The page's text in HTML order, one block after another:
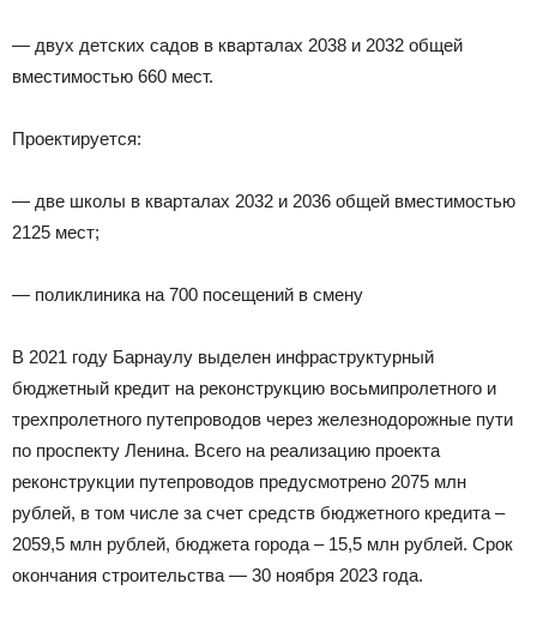
— двух детских садов в кварталах 2038 и 2032 общей
вместимостью 660 мест.
Проектируется:
— две школы в кварталах 2032 и 2036 общей вместимостью
2125 мест;
— поликлиника на 700 посещений в смену
В 2021 году Барнаулу выделен инфраструктурный
бюджетный кредит на реконструкцию восьмипролетного и
трехпролетного путепроводов через железнодорожные пути
по проспекту Ленина. Всего на реализацию проекта
реконструкции путепроводов предусмотрено 2075 млн
рублей, в том числе за счет средств бюджетного кредита –
2059,5 млн рублей, бюджета города – 15,5 млн рублей. Срок
окончания строительства — 30 ноября 2023 года.